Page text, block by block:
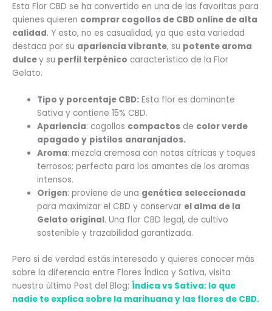
Esta Flor CBD se ha convertido en una de las favoritas para
quienes quieren comprar cogollos de CBD online de alta
calidad. Y esto, no es casualidad, ya que esta variedad
destaca por su apariencia vibrante, su potente aroma
dulcey su perfil terpénico característico de la Flor
Gelato.
Tipo y porcentaje CBD: Esta flor es dominante
Sativa y contiene 15% CBD.
Apariencia: cogollos compactos de color verde
apagado y pistilos anaranjados.
Aroma: mezcla cremosa con notas cítricas y toques
terrosos; perfecta para los amantes de los aromas
intensos.
Origen: proviene de una genética seleccionada
para maximizar el CBD y conservar el alma de la
Gelato original. Una flor CBD legal, de cultivo
sostenible y trazabilidad garantizada.
Pero si de verdad estás interesado y quieres conocer más
sobre la diferencia entre Flores Índica y Sativa, visita
nuestro último Post del Blog: Índica vs Sativa: lo que
nadie te explica sobre la marihuana y las flores de CBD.